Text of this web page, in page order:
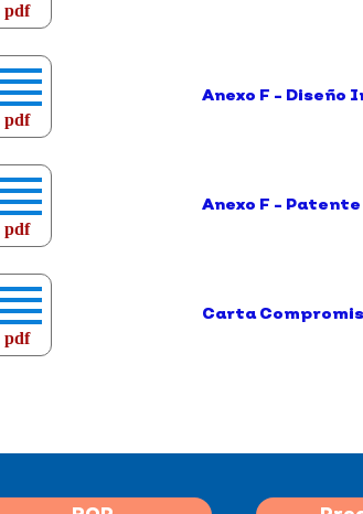
pdf
pdf
pdf
pdf
Anexo F - Diseño
Anexo F - Patente
Carta